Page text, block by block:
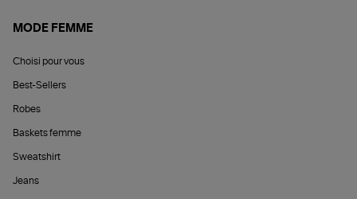
MODE FEMME
Choisi pour vous
Best-Sellers
Robes
Baskets femme
Sweatshirt
Jeans